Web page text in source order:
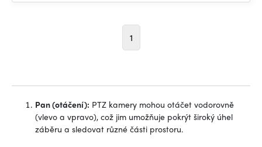
1
Pan (otáčení): PTZ kamery mohou otáčet vodorovně
(vlevo a vpravo), což jim umožňuje pokrýt široký úhel
záběru a sledovat různé části prostoru.